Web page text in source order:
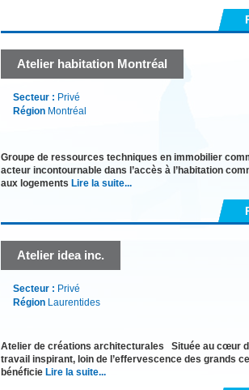
Atelier habitation Montréal
Secteur : Privé
Région Montréal
Groupe de ressources techniques en immobilier
acteur incontournable dans l’accès à l’habitation
aux logements Lire la suite...
Atelier idea inc.
Secteur : Privé
Région Laurentides
Atelier de créations architecturales Située au cœur
travail inspirant, loin de l’effervescence des grands
bénéficie Lire la suite...